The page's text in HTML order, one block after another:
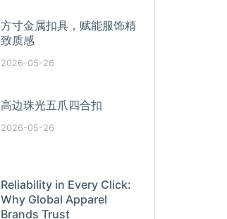
方寸金属扣具，赋能服饰精
致质感
2026-05-26
高边珠光五爪四合扣
2026-05-26
Reliability in Every Click:
Why Global Apparel
Brands Trust